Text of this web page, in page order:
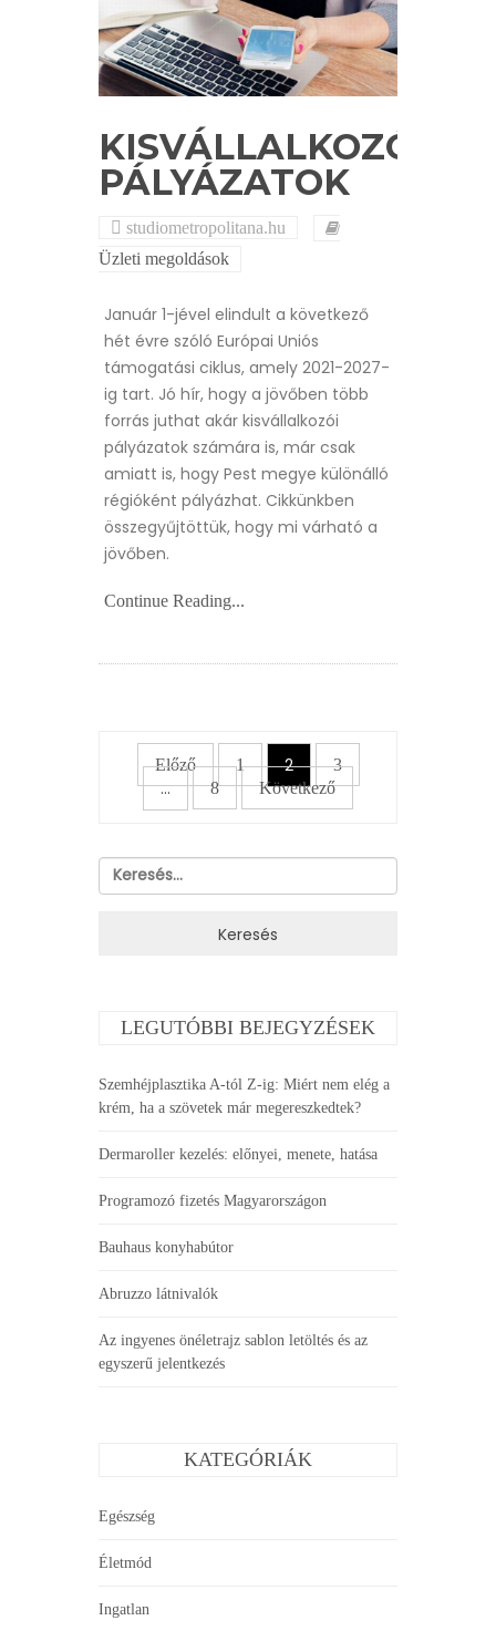
KISVÁLLALKOZÓI
PÁLYÁZATOK
studiometropolitana.hu
Üzleti megoldások
Január 1-jével elindult a következő
hét évre szóló Európai Uniós
támogatási ciklus, amely 2021-2027-
ig tart. Jó hír, hogy a jövőben több
forrás juthat akár kisvállalkozói
pályázatok számára is, már csak
amiatt is, hogy Pest megye különálló
régióként pályázhat. Cikkünkben
összegyűjtöttük, hogy mi várható a
jövőben.
Continue Reading...
BEJEGYZÉSEK
LAPOZÁSA
Előző 1 2 3
… 8 Következő
Keresés:
LEGUTÓBBI BEJEGYZÉSEK
Szemhéjplasztika A-tól Z-ig: Miért nem elég a
krém, ha a szövetek már megereszkedtek?
Dermaroller kezelés: előnyei, menete, hatása
Programozó fizetés Magyarországon
Bauhaus konyhabútor
Abruzzo látnivalók
Az ingyenes önéletrajz sablon letöltés és az
egyszerű jelentkezés
KATEGÓRIÁK
Egészség
Életmód
Ingatlan